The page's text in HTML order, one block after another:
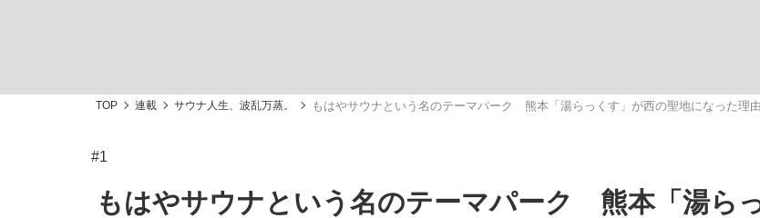
TOP 連載 サウナ人生、波乱万蒸。 もはやサウナという名のテーマパーク 熊本「湯らっくす」が西の聖地になった理由
#1
もはやサウナという名のテーマパーク 熊本「湯ら